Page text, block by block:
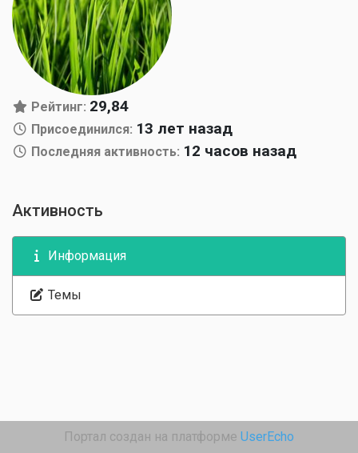
Рейтинг: 29,84
Присоединился: 13 лет назад
Последняя активность: 12 часов назад
Активность
Информация
Темы
Портал создан на платформе UserEcho